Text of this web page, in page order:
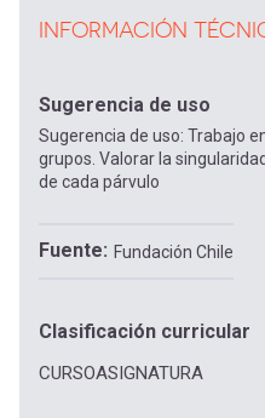
INFORMACIÓN
Sugerencia de uso
Sugerencia de uso: Trabajo
grupos. Valorar la
de cada párvulo
Fuente Fundación Chile
Clasificación curricular
CURSOASIGNATURA